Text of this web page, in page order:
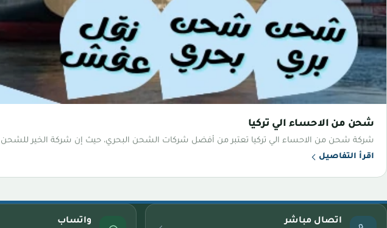
شحن من الاحساء الي تركيا
شركة شحن من الاحساء الي تركيا تعتبر من أفضل شركات الشحن البحري، حيث إن شركة الخير
اقرأ التفاصيل
اتصال مباشر
واتساب